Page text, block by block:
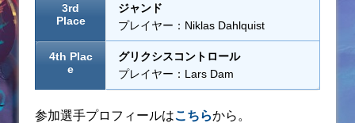
3rd
Place
ジャンド
プレイヤー：Niklas Dahlquist
4th Plac
e
グリクシスコントロール
プレイヤー：Lars Dam
参加選手プロフィールはこちらから。